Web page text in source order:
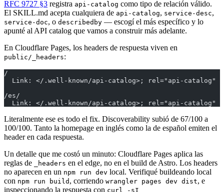
RFC 9727 §3 registra api-catalog como tipo de relación válido.
El SKILL.md acepta cualquiera de api-catalog, service-desc,
service-doc, o describedby — escogí el más específico y lo
apunté al API catalog que vamos a construir más adelante.
En Cloudflare Pages, los headers de respuesta viven en
public/_headers:
/
  Link: </.well-known/api-catalog>; rel="api-catalog"
/es/
  Link: </.well-known/api-catalog>; rel="api-catalog"
Literalmente ese es todo el fix. Discoverability subió de 67/100 a
100/100. Tanto la homepage en inglés como la de español emiten el
header en cada respuesta.
Un detalle que me costó un minuto: Cloudflare Pages aplica las
reglas de
_headers en el edge, no en el build de Astro. Los headers
no aparecen en un npm run dev local. Verifiqué buildeando local
con npm run build , corriendo wrangler pages dev dist, e
inspeccionando la respuesta con curl -sI